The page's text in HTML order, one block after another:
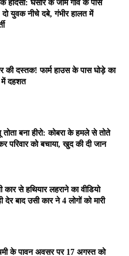
हादसा: घंसौर के जाम गांव के पास
युवक नीचे दबे, गंभीर हालत में
की दस्तक! फार्म हाउस के पास घोड़े का
में दहशत
तोता बना हीरो: कोबरा के हमले से तोते
परिवार को बचाया, खुद की दी जान
कार से हथियार लहराने का वीडियो
बाद उसी कार ने 4 लोगों को मारी
के पावन अवसर पर 17 अगस्त को